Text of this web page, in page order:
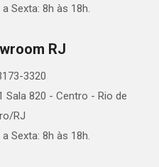
a Sexta: 8h às 18h.
RJ
3320
Sala 820 - Centro - Rio de
RJ
a Sexta: 8h às 18h.